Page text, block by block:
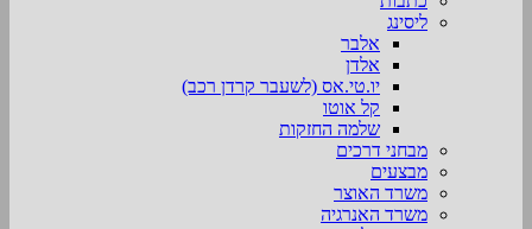
ליסינג
אלבר
אלדן
יו.טי.אס (לשעבר קרדן רכב)
קל אוטו
שלמה החזקות
מבחני דרכים
מבצעים
משרד האוצר
משרד האנרגיה